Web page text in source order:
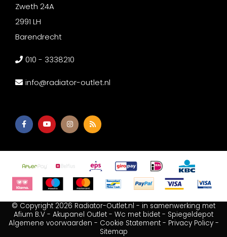
Zweth 24A
2991 LH
Barendrecht
010 - 3338210
info@radiator-outlet.nl
© Copyright 2026 Radiator-Outlet.nl - in samenwerking met
Afium B.V - Akupanel Outlet - Wc met bidet - Spiegeldepot
Algemene voorwaarden - Cookie Statement- Privacy Policy-
Sitemap